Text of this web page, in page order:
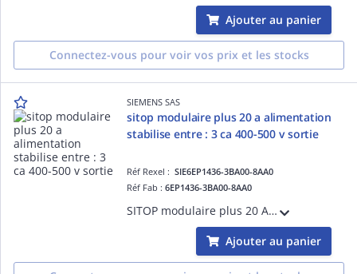
Ajouter au panier
Connectez-vous pour voir vos prix et les stocks
SIEMENS SAS
sitop modulaire plus 20 a alimentation
stabilise entre : 3 ca 400-500 v sortie
Réf Rexel :SIE6EP1436-3BA00-8AA0
Réf Fab :6EP1436-3BA00-8AA0
SITOP modulaire plus 20 A Alimentation stabilise Entre : 3 CA 400-500 V Sortie : 24 V CC/20 A Variante avec revtement de protection
Ajouter au panier